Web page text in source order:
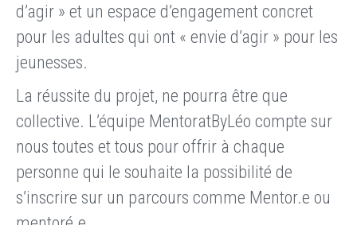
d’agir » et un espace d’engagement concret
pour les adultes qui ont « envie d’agir » pour les
jeunesses.
La réussite du projet, ne pourra être que
collective. L’équipe MentoratByLéo compte sur
nous toutes et tous pour offrir à chaque
personne qui le souhaite la possibilité de
s’inscrire sur un parcours comme Mentor.e ou